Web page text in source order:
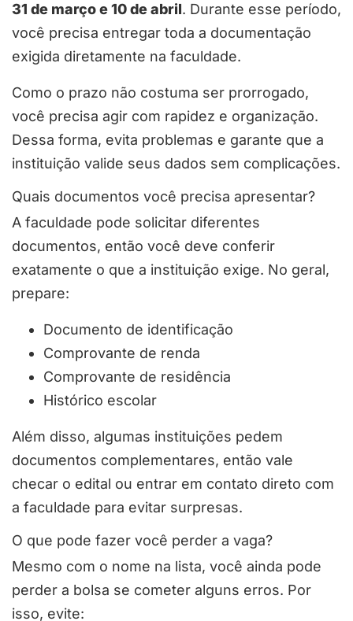
31 de março e 10 de abril. Durante esse período,
você precisa entregar toda a documentação
exigida diretamente na faculdade.
Como o prazo não costuma ser prorrogado,
você precisa agir com rapidez e organização.
Dessa forma, evita problemas e garante que a
instituição valide seus dados sem complicações.
Quais documentos você precisa apresentar?
A faculdade pode solicitar diferentes
documentos, então você deve conferir
exatamente o que a instituição exige. No geral,
prepare:
Documento de identificação
Comprovante de renda
Comprovante de residência
Histórico escolar
Além disso, algumas instituições pedem
documentos complementares, então vale
checar o edital ou entrar em contato direto com
a faculdade para evitar surpresas.
O que pode fazer você perder a vaga?
Mesmo com o nome na lista, você ainda pode
perder a bolsa se cometer alguns erros. Por
isso, evite: